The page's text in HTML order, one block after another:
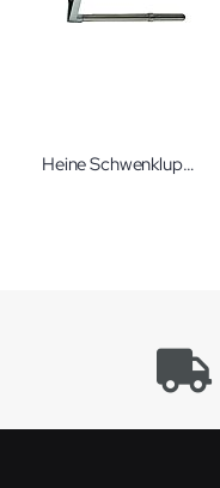
Heine Schwenklupe für Rektoskope 1,5 x